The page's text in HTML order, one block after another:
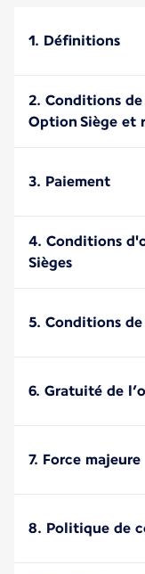
1. Définitions
2. Conditions
Option Siège et
3. Paiement
4. Conditions
Sièges
5. Conditions
6. Gratuité de
7. Force majeure
8. Politique de